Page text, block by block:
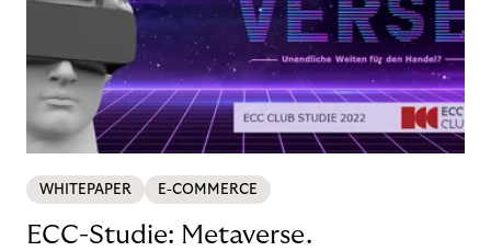
WHITEPAPER E-COMMERCE
ECC-Studie: Metaverse.